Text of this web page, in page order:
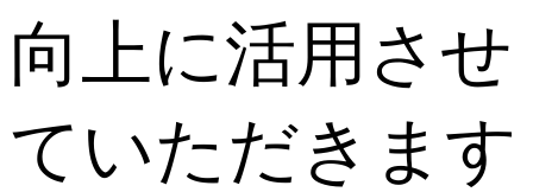
向上に活用させ
ていただきます